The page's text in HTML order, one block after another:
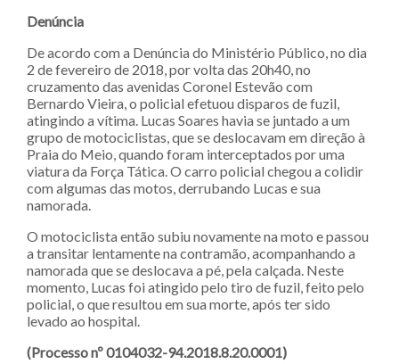
Denúncia
De acordo com a Denúncia do Ministério Público, no dia
2 de fevereiro de 2018, por volta das 20h40, no
cruzamento das avenidas Coronel Estevão com
Bernardo Vieira, o policial efetuou disparos de fuzil,
atingindo a vítima. Lucas Soares havia se juntado a um
grupo de motociclistas, que se deslocavam em direção à
Praia do Meio, quando foram interceptados por uma
viatura da Força Tática. O carro policial chegou a colidir
com algumas das motos, derrubando Lucas e sua
namorada.
O motociclista então subiu novamente na moto e passou
a transitar lentamente na contramão, acompanhando a
namorada que se deslocava a pé, pela calçada. Neste
momento, Lucas foi atingido pelo tiro de fuzil, feito pelo
policial, o que resultou em sua morte, após ter sido
levado ao hospital.
(Processo nº 0104032-94.2018.8.20.0001)